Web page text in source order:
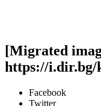
[Migrated
https://i.dir.bg/
Facebook
Twitter